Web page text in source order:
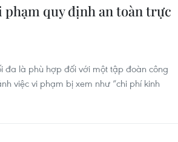
phạm quy định an toàn trực
đa là phù hợp đối với một tập đoàn công
việc vi phạm bị xem như “chi phí kinh